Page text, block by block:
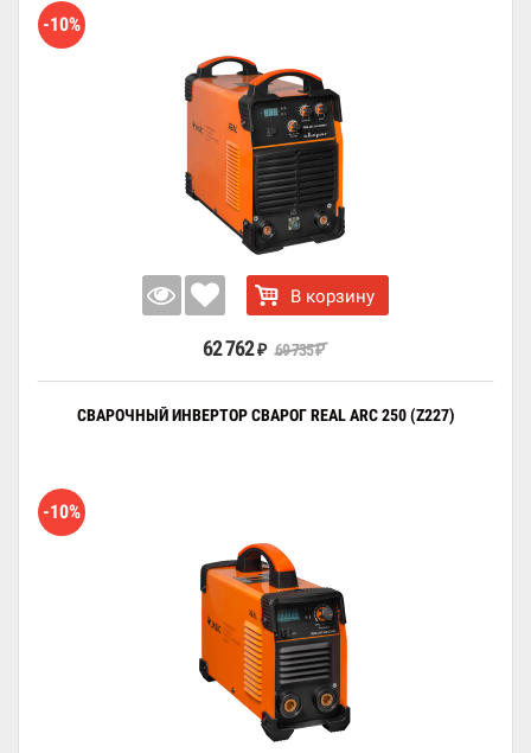
-10%
В корзину
62 762 ₽ 69 735₽
СВАРОЧНЫЙ ИНВЕРТОР СВАРОГ REAL ARC 250 (Z227)
-10%